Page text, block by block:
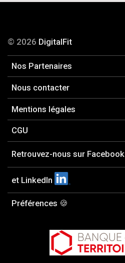
© 2026 DigitalFit
Nos Partenaires
Nous contacter
Mentions légales
CGU
Retrouvez-nous sur Facebook
et LinkedIn
Préférences 🍪